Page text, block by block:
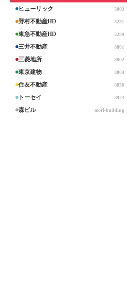
ヒューリック 3003
野村不動産HD 3231
東急不動産HD 3289
三井不動産 8801
三菱地所 8802
東京建物 8804
住友不動産 8830
トーセイ 8923
森ビル mori-building